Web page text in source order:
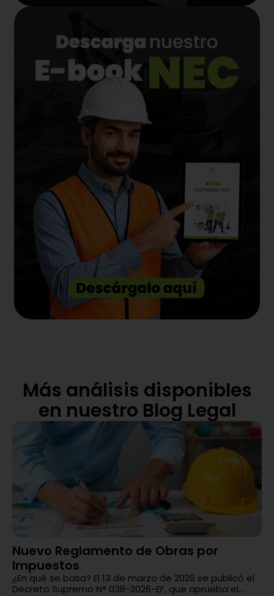
Más análisis disponibles
en nuestro Blog Legal
Nuevo Reglamento de Obras por
Impuestos
¿En qué se basa? El 13 de marzo de 2026 se publicó el
Decreto Supremo N° 038-2026-EF, que aprueba el...